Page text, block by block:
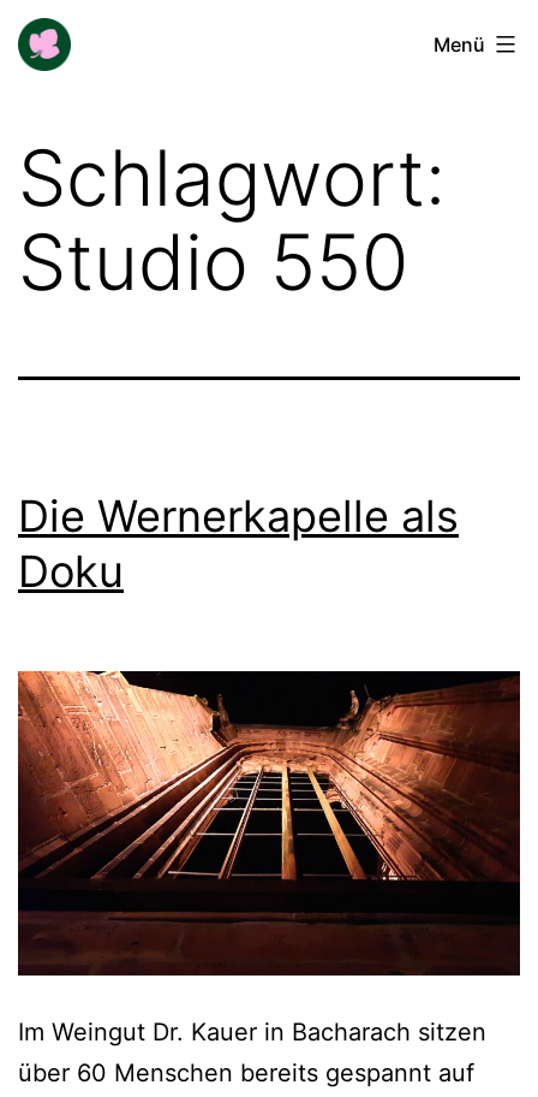
Zum
Inhalt
Buga-
Menü
Schlagwort:
Studio 550
Die Wernerkapelle als
Doku
Im Weingut Dr. Kauer in Bacharach sitzen
über 60 Menschen bereits gespannt auf